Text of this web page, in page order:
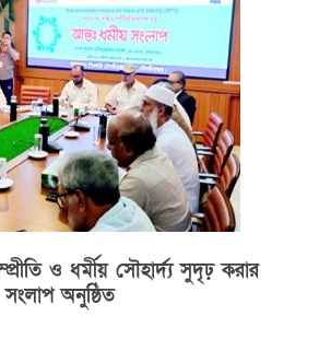
ও ধর্মীয় সৌহার্দ্য সুদৃঢ় করার
সংলাপ অনুষ্ঠিত